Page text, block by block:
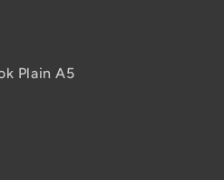
Plain A5